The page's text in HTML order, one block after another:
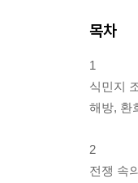
목차
1
식민지
해방, 환
2
전쟁 속